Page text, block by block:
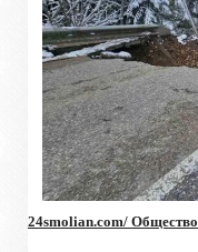
24smolian.com/ Общество